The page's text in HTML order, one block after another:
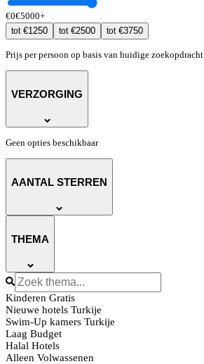
€0€5000+
tot€1250 tot€2500 tot€3750
Prijs per persoon op basis van huidige zoekopdracht.
VERZORGING
Geen opties beschikbaar
AANTAL STERREN
THEMA
Kinderen Gratis
Nieuwe hotels Turkije
Swim-Up kamers Turkije
Laag Budget
Halal Hotels
Alleen Volwassenen